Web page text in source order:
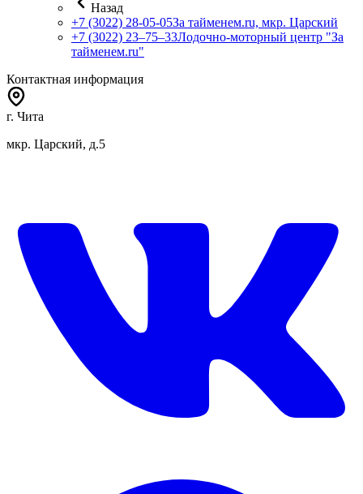
Назад
+7 (3022) 28-05-05За тайменем.ru, мкр. Царский
+7 (3022) 23‒75‒33Лодочно-моторный центр "За
тайменем.ru"
Контактная информация
г. Чита
мкр. Царский, д.5